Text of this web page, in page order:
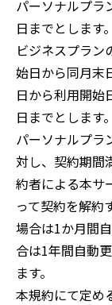
パーソナルプラ
日までとします。
ビジネスプラン
始日から同月末
日から利用開始
日までとします。
パーソナルプラ
対し、契約期間
約者による本サ
って契約を解約
場合は1か月間
合は1年間自動
ます。
本規約にて定め